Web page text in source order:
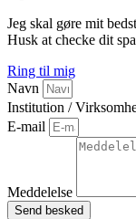
Jeg skal gøre mit
Husk at checke dit
Ring til mig
Navn
Institution /
E-mail
Meddelelse
Send besked